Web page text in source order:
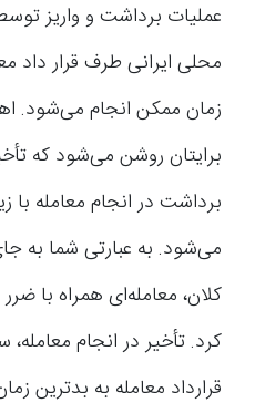
عملیات برداشت و واریز
محلی ایرانی طرف قرار داد
زمان ممکن انجام می‌شود.
برایتان روشن می‌شود که
برداشت در انجام معامله با
می‌شود. به عبارتی شما به
کلان، معامله‌ای همراه با
کرد. تأخیر در انجام
قرارداد معامله به بدترین